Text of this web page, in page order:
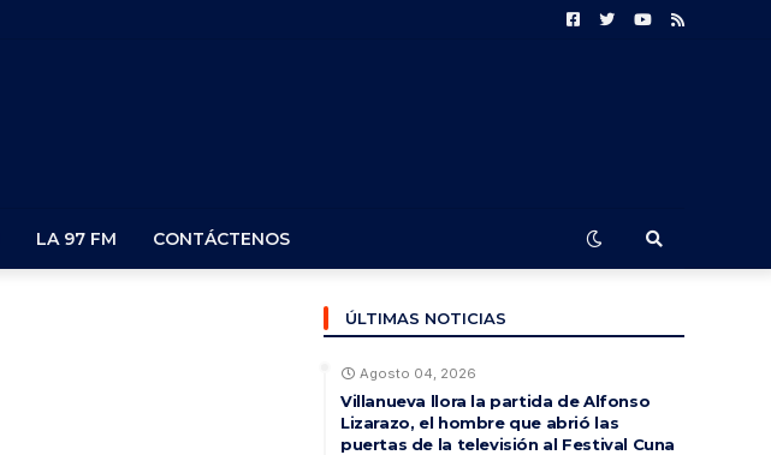
LA 97 FM CONTÁCTENOS
ÚLTIMAS NOTICIAS
Agosto 04, 2026
Villanueva llora la partida de Alfonso
Lizarazo, el hombre que abrió las
puertas de la televisión al Festival Cuna